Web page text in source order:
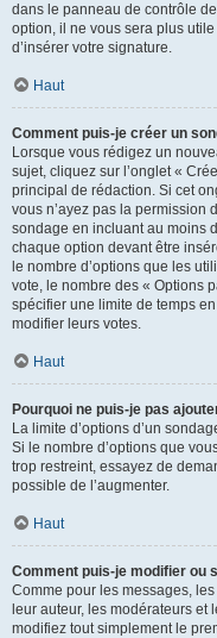
dans le panneau de contrôle
option, il ne vous sera plus
d’insérer votre signature.
Haut
Comment puis-je créer un
Lorsque vous rédigez un
sujet, cliquez sur l’onglet «
principal de rédaction. Si cet
vous n’ayez pas la permission
sondage en incluant au moins
chaque option devant être
le nombre d’options que les
vote, le nombre des « Options
spécifier une limite de temps
modifier leurs votes.
Haut
Pourquoi ne puis-je pas
La limite d’options d’un
Si le nombre d’options que
trop restreint, essayez de
possible de l’augmenter.
Haut
Comment puis-je modifier ou
Comme pour les messages,
leur auteur, les modérateurs
modifiez tout simplement le